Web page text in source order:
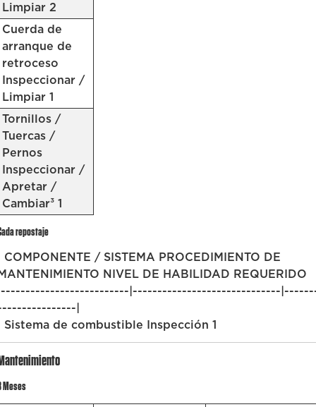
Limpiar 2
Cuerda de
arranque de
retroceso
Inspeccionar /
Limpiar 1
Tornillos /
Tuercas /
Pernos
Inspeccionar /
Apretar /
Cambiar³ 1
repostaje
COMPONENTE / SISTEMA PROCEDIMIENTO DE
NIVEL DE HABILIDAD REQUERIDO
|------------------------------
|
Sistema de combustible Inspección 1
Meses